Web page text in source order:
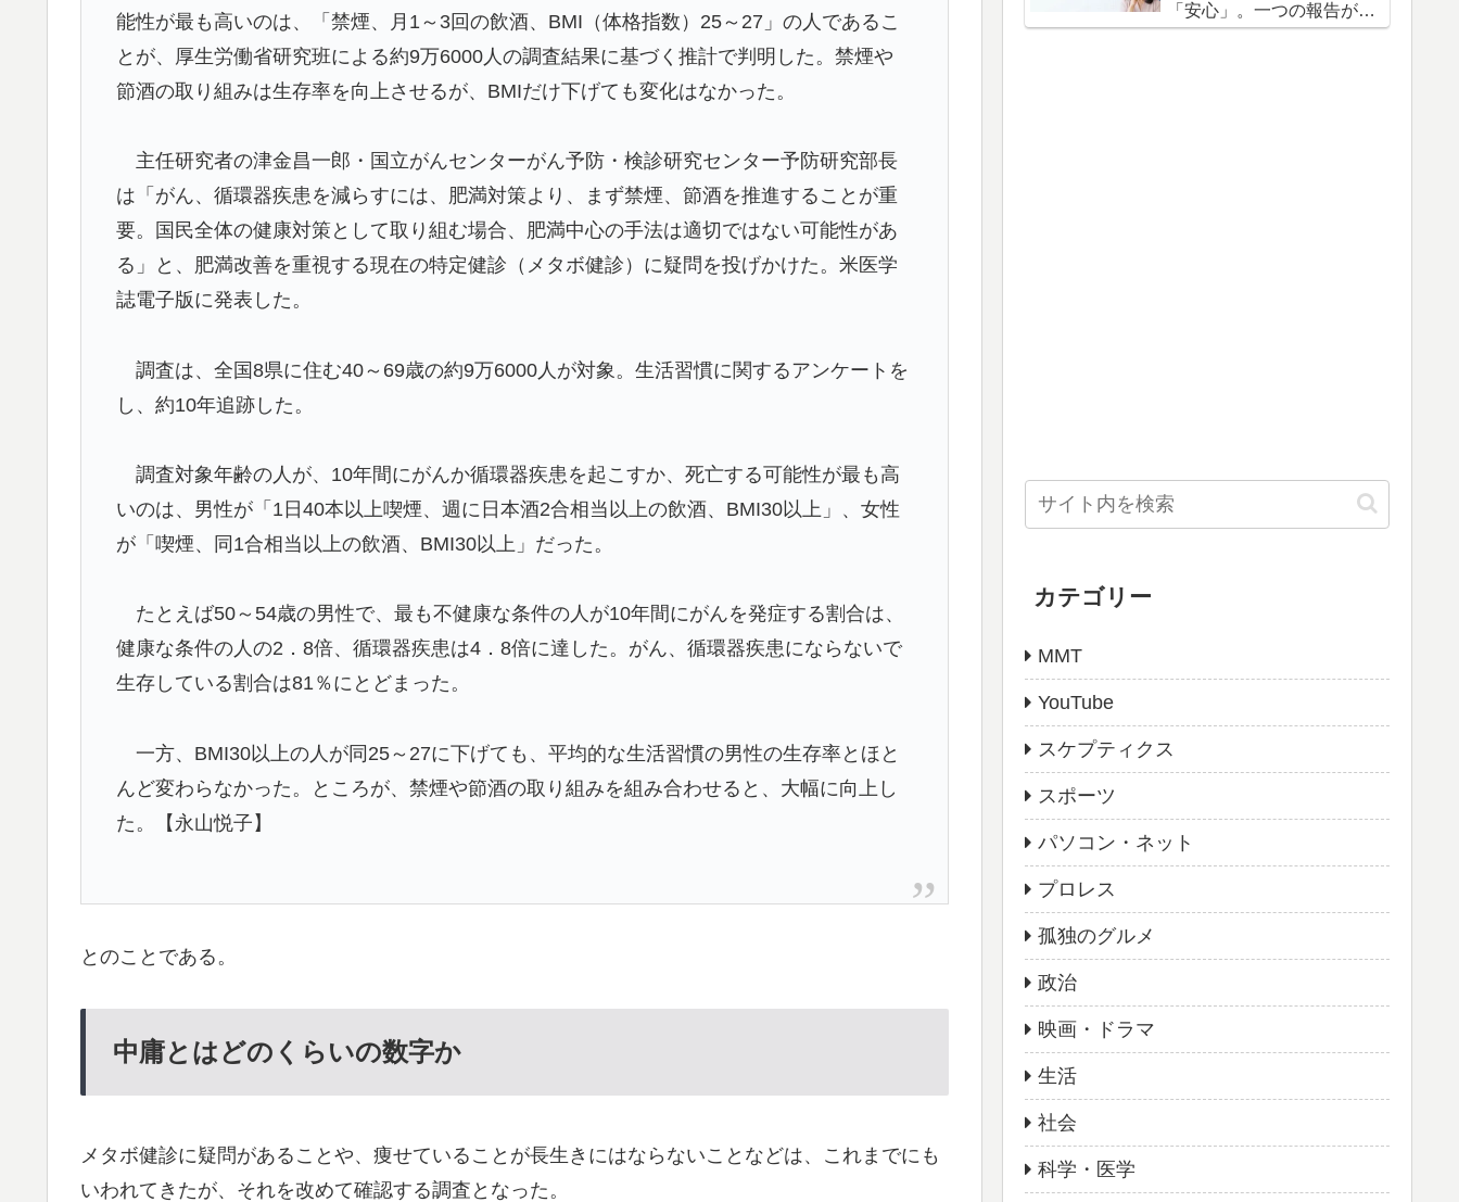
能性が最も高いのは、「禁煙、月1～3回の飲酒、BMI（体格指数）25～27」の人であるこ
とが、厚生労働省研究班による約9万6000人の調査結果に基づく推計で判明した。禁煙や
節酒の取り組みは生存率を向上させるが、BMIだけ下げても変化はなかった。
主任研究者の津金昌一郎・国立がんセンターがん予防・検診研究センター予防研究部長
は「がん、循環器疾患を減らすには、肥満対策より、まず禁煙、節酒を推進することが重
要。国民全体の健康対策として取り組む場合、肥満中心の手法は適切ではない可能性があ
る」と、肥満改善を重視する現在の特定健診（メタボ健診）に疑問を投げかけた。米医学
誌電子版に発表した。
調査は、全国8県に住む40～69歳の約9万6000人が対象。生活習慣に関するアンケートを
し、約10年追跡した。
調査対象年齢の人が、10年間にがんか循環器疾患を起こすか、死亡する可能性が最も高
いのは、男性が「1日40本以上喫煙、週に日本酒2合相当以上の飲酒、BMI30以上」、女性
が「喫煙、同1合相当以上の飲酒、BMI30以上」だった。
たとえば50～54歳の男性で、最も不健康な条件の人が10年間にがんを発症する割合は、
健康な条件の人の2．8倍、循環器疾患は4．8倍に達した。がん、循環器疾患にならないで
生存している割合は81％にとどまった。
一方、BMI30以上の人が同25～27に下げても、平均的な生活習慣の男性の生存率とほと
んど変わらなかった。ところが、禁煙や節酒の取り組みを組み合わせると、大幅に向上し
た。【永山悦子】
とのことである。
中庸とはどのくらいの数字か
メタボ健診に疑問があることや、痩せていることが長生きにはならないことなどは、これまでにも
いわれてきたが、それを改めて確認する調査となった。
「安心」。一つの報告が不
信感を信頼へと変えます
カテゴリー
MMT
YouTube
スケプティクス
スポーツ
パソコン・ネット
プロレス
孤独のグルメ
政治
映画・ドラマ
生活
社会
科学・医学